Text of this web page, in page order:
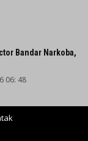
Bandar Narkoba,
06: 48